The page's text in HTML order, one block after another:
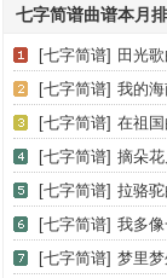
七字简谱曲谱本月
[七字简谱] 田光
[七字简谱] 我的
[七字简谱] 在祖
国曲）
[七字简谱] 摘朵
庆曲）
[七字简谱] 拉骆
曲）
[七字简谱] 我多
[七字简谱] 梦里